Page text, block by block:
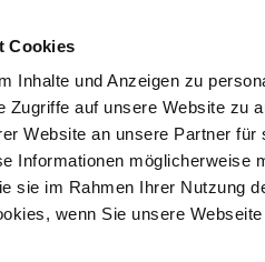
Cookies
Inhalte und Anzeigen zu
Zugriffe auf unsere Website zu
Website an unsere Partner
Informationen möglicherweise
sie im Rahmen Ihrer Nutzung
wenn Sie unsere